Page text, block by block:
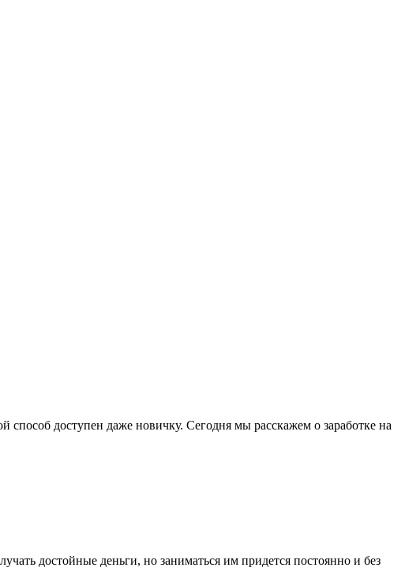
способ доступен даже новичку. Сегодня мы расскажем о заработке на
достойные деньги, но заниматься им придется постоянно и без